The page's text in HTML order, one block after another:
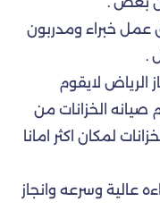
عمل خبراء ومدربون
.
الرياض لايقوم
صيانه الخزانات من
لمكان اكثر امانا
عالية وسرعه وانجاز